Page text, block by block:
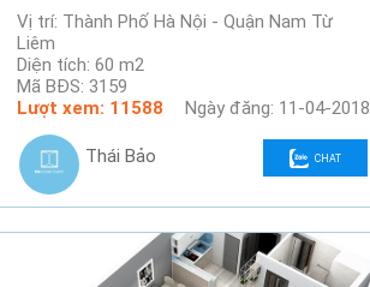
Vị trí: Thành Phố Hà Nội - Quận Nam Từ
Liêm
Diện tích: 60 m2
Mã BĐS: 3159
Lượt xem: 11588
Ngày đăng: 11-04-2018
Thái Bảo CHAT